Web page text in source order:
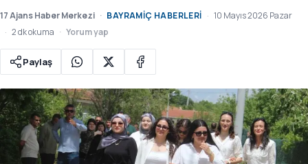
17 Ajans Haber Merkezi BAYRAMIÇ HABERLERI
10 Mayıs 2026 Pazar
2 dk okuma
Yorum yap
Paylaş